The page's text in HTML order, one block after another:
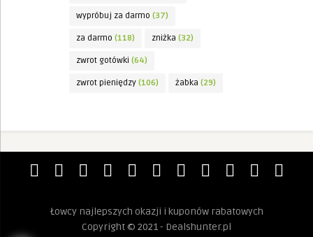
wypróbuj za darmo (37)
za darmo (118) zniżka (32)
zwrot gotówki (64)
zwrot pieniędzy (106) żabka (29)
Łowcy najlepszych okazji i kuponów rabatowych
Copyright © 2021 - Dealshunter.pl